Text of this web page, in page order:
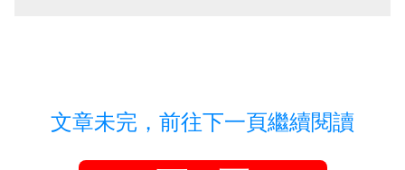
文章未完，前往下一頁繼續閱讀